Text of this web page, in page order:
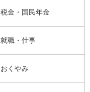
税金・国民年金
就職・仕事
おくやみ